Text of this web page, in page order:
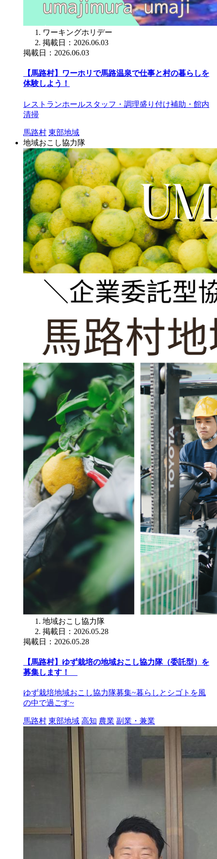
ワーキングホリデー
掲載日：2026.06.03
掲載日：2026.06.03
【馬路村】ワーホリで馬路温泉で仕事と村の暮らしを
体験しよう！
レストランホールスタッフ・調理盛り付け補助・館内
清掃
馬路村 東部地域
地域おこし協力隊
地域おこし協力隊
掲載日：2026.05.28
掲載日：2026.05.28
【馬路村】ゆず栽培の地域おこし協力隊（委託型）を
募集します！
ゆず栽培地域おこし協力隊募集~暮らしとシゴトを風
の中で過ごす~
馬路村 東部地域 高知 農業 副業・兼業